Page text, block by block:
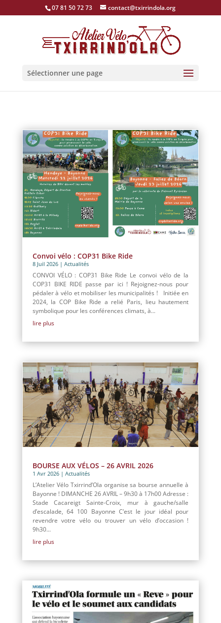
07 81 50 72 73 contact@txirrindola.org
Sélectionner une page
Convoi vélo : COP31 Bike Ride
8 Juil 2026| Actualités
CONVOI VÉLO : COP31 Bike Ride Le convoi vélo de la
COP31 BIKE RIDE passe par ici ! Rejoignez-nous pour
pédaler à vélo et mobiliser les municipalités ! Initiée en
2024, la COP Bike Ride a relié Paris, lieu hautement
symbolique pour les conférences climats, à...
lire plus
BOURSE AUX VÉLOS – 26 AVRIL 2026
1 Avr 2026| Actualités
L’Atelier Vélo Txirrind’Ola organise sa bourse annuelle à
Bayonne ! DIMANCHE 26 AVRIL – 9h30 à 17h00 Adresse :
Stade Cacareigt Sainte-Croix, mur à gauche/salle
d’escalade, 64 100 Bayonne C’est le jour idéal pour
revendre votre vélo ou trouver un vélo d’occasion !
9h30...
lire plus